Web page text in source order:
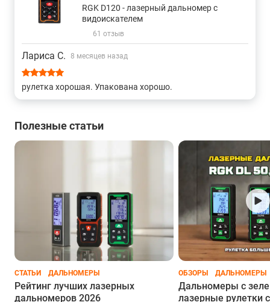
RGK D120 - лазерный дальномер с
видоискателем
61 отзыв
Лариса С. 8 месяцев назад
рулетка хорошая. Упакована хорошо.
Полезные статьи
СТАТЬИ ДАЛЬНОМЕРЫ
Рейтинг лучших лазерных
дальномеров 2026
ОБЗОРЫ ДАЛЬНОМЕРЫ
Дальномеры с
лазерные рулетки